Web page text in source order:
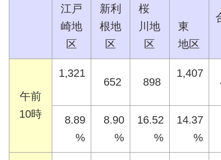
江戸
崎地
区
新利
根地
区
桜
川地
区
東
地区
午前
10時
1,321
652 898
1,407
8.89
%
8.90
%
16.52
%
14.37
%